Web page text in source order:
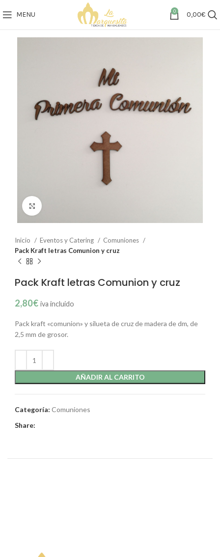
MENU 0 0,00€
Inicio Eventos y Catering
Comuniones
Pack Kraft letras Comunion y cruz
Pack Kraft letras Comunion y cruz
2,80€ iva incluido
Pack kraft «comunion» y silueta de cruz de madera de dm, de
2,5 mm de grosor.
AÑADIR AL CARRITO
Categoría: Comuniones
Share: